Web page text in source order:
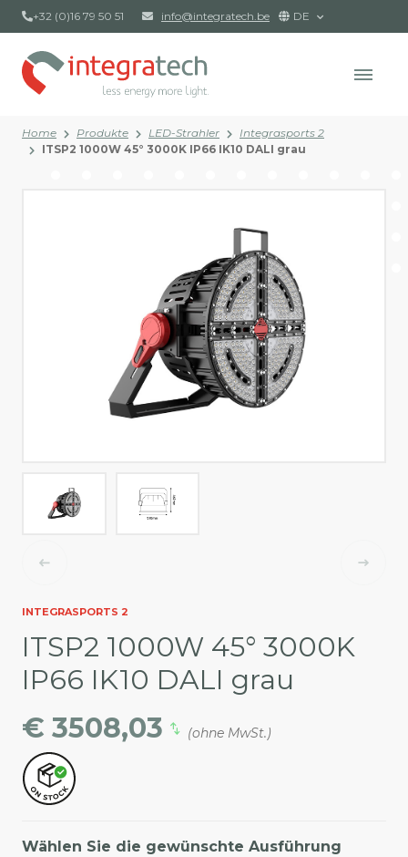
+32 (0)16 79 50 51 info@integratech.be DE
Home Produkte LED-Strahler
Integrasports 2
ITSP2 1000W 45° 3000K IP66 IK10 DALI grau
INTEGRASPORTS 2
ITSP2 1000W 45° 3000K
IP66 IK10 DALI grau
€ 3508,03
(ohne MwSt.)
Wählen Sie die gewünschte Ausführung